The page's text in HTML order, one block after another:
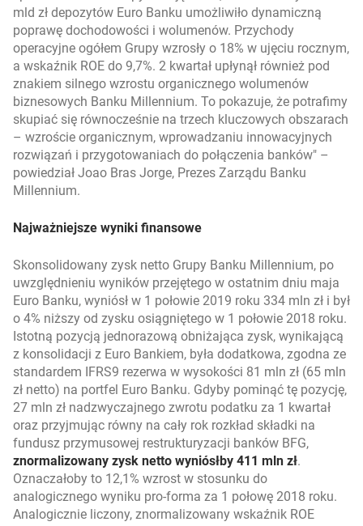
mld zł depozytów Euro Banku umożliwiło dynamiczną
poprawę dochodowości i wolumenów. Przychody
operacyjne ogółem Grupy wzrosły o 18% w ujęciu rocznym,
a wskaźnik ROE do 9,7%. 2 kwartał upłynął również pod
znakiem silnego wzrostu organicznego wolumenów
biznesowych Banku Millennium. To pokazuje, że potrafimy
skupiać się równocześnie na trzech kluczowych obszarach
– wzroście organicznym, wprowadzaniu innowacyjnych
rozwiązań i przygotowaniach do połączenia banków –
powiedział Joao Bras Jorge, Prezes Zarządu Banku
Millennium.
Najważniejsze wyniki finansowe
Skonsolidowany zysk netto Grupy Banku Millennium, po
uwzględnieniu wyników przejętego w ostatnim dniu maja
Euro Banku, wyniósł w 1 połowie 2019 roku 334 mln zł i był
o 4% niższy od zysku osiągniętego w 1 połowie 2018 roku.
Istotną pozycją jednorazową obniżająca zysk, wynikającą
z konsolidacji z Euro Bankiem, była dodatkowa, zgodna ze
standardem IFRS9 rezerwa w wysokości 81 mln zł (65 mln
zł netto) na portfel Euro Banku. Gdyby pominąć tę pozycję,
27 mln zł nadzwyczajnego zwrotu podatku za 1 kwartał
oraz przyjmując równy na cały rok rozkład składki na
fundusz przymusowej restrukturyzacji banków BFG,
znormalizowany zysk netto wyniósłby 411 mln zł.
Oznaczałoby to 12,1% wzrost w stosunku do
analogicznego wyniku pro-forma za 1 połowę 2018 roku.
Analogicznie liczony, znormalizowany wskaźnik ROE